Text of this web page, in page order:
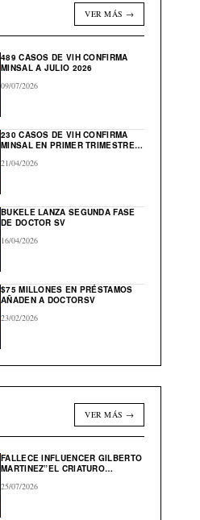
VER MÁS →
489 CASOS DE VIH CONFIRMA
MINSAL A JULIO 2026
09/07/2026
230 CASOS DE VIH CONFIRMA
MINSAL EN PRIMER TRIMESTRE
21/04/2026
BUKELE LANZA SEGUNDA FASE
DE DOCTOR SV
16/04/2026
$75 MILLONES EN PRÉSTAMOS
AÑADEN A DOCTORSV
23/02/2026
VER MÁS →
FALLECE INFLUENCER GILBERTO
MARTINEZ”EL CRIATURO
25/07/2026